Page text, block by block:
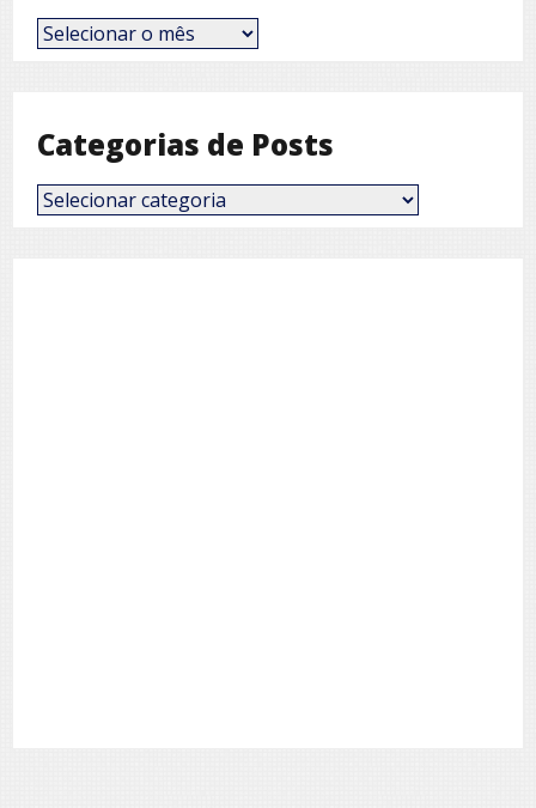
Posts
por
Categorias de Posts
Categorias
de